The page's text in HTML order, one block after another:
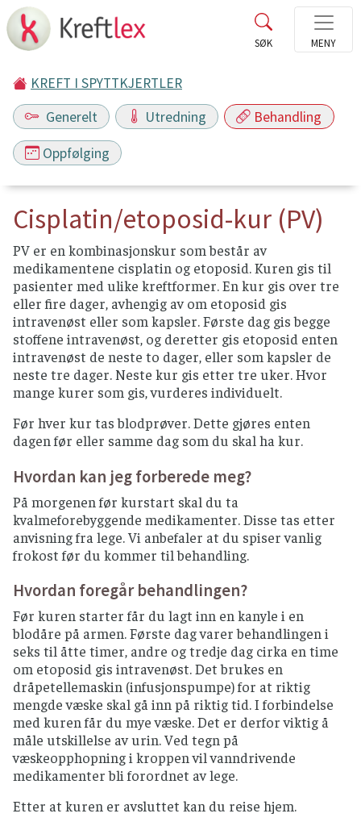
KREFT I SPYTTKJERTLER
Generelt
Utredning Behandling
Oppfølging
Cisplatin/etoposid-kur (PV)
PV er en kombinasjonskur som består av
medikamentene cisplatin og etoposid. Kuren gis til
pasienter med ulike kreftformer. En kur gis over tre
eller fire dager, avhengig av om etoposid gis
intravenøst eller som kapsler. Første dag gis begge
stoffene intravenøst, og deretter gis etoposid enten
intravenøst de neste to dager, eller som kapsler de
neste tre dager. Neste kur gis etter tre uker. Hvor
mange kurer som gis, vurderes individuelt.
Før hver kur tas blodprøver. Dette gjøres enten
dagen før eller samme dag som du skal ha kur.
Hvordan kan jeg forberede meg?
På morgenen før kurstart skal du ta
kvalmeforebyggende medikamenter. Disse tas etter
anvisning fra lege. Vi anbefaler at du spiser vanlig
frokost før du kommer til behandling.
Hvordan foregår behandlingen?
Før kuren starter får du lagt inn en kanyle i en
blodåre på armen. Første dag varer behandlingen i
seks til åtte timer, andre og tredje dag cirka en time
om etoposid gis intravenøst. Det brukes en
dråpetellemaskin (infusjonspumpe) for at riktig
mengde væske skal gå inn på riktig tid. I forbindelse
med kuren får du mye væske. Det er derfor viktig å
måle utskillelse av urin. Ved tegn på
væskeopphopning i kroppen vil vanndrivende
medikamenter bli forordnet av lege.
Etter at kuren er avsluttet kan du reise hjem.